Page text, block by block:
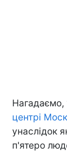
Нагадаємо,
центрі
унаслідок
п'ятеро